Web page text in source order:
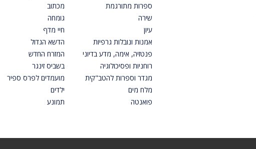
ספרות מתורגמת
שירה
עיון
אמנות ונובלות גרפיות
פנטזיה, אימה, מדע בדיוני
רוחניות ופסיכולוגיה
מגדר וספרות להטב"קית
מלח מים
פואנטה
מכתוב
גומחה
חיי מדף
הדשא הגדול
המזרח החדש
בשביס זינגר
מועמדים לפרס ספיר
ילדים
תמונע